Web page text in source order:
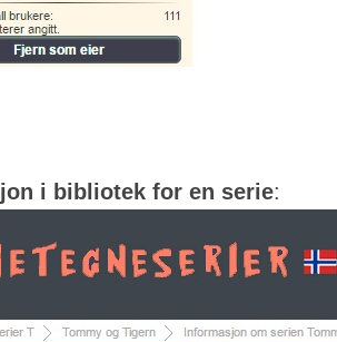
i bibliotek for en serie: